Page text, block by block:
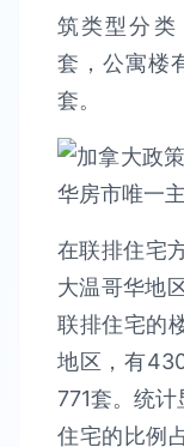
筑类型分类
套，公寓楼
套。
在联排住宅
大温哥华地
联排住宅的
地区，有
771套。统
住宅的比例